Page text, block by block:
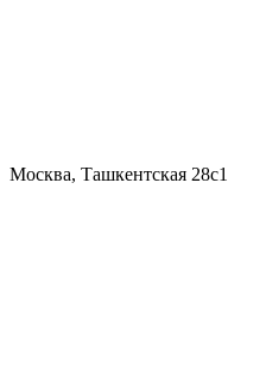
Москва, Ташкентская 28с1